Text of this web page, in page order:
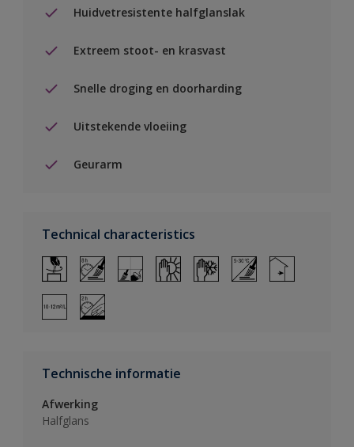
Huidvetresistente halfglanslak
Extreem stoot- en krasvast
Snelle droging en doorharding
Uitstekende vloeiing
Geurarm
Technical characteristics
Technische informatie
Afwerking
Halfglans